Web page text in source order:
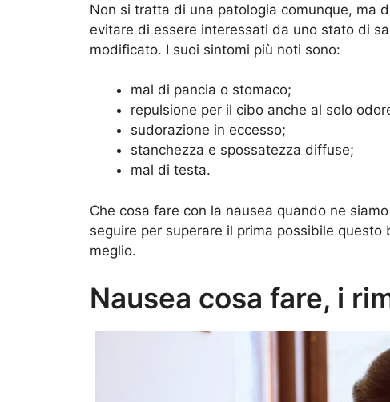
Non si tratta di una patologia comunque, ma
evitare di essere interessati da uno stato di
modificato. I suoi sintomi più noti sono:
mal di pancia o stomaco;
repulsione per il cibo anche al solo
sudorazione in eccesso;
stanchezza e spossatezza diffuse;
mal di testa.
Che cosa fare con la nausea quando ne
seguire per superare il prima possibile
meglio.
Nausea cosa fare, i